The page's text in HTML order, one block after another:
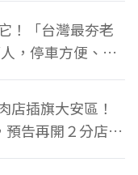
！「台灣最夯老
，停車方便、特
店插旗大安區！
告再開２分店、